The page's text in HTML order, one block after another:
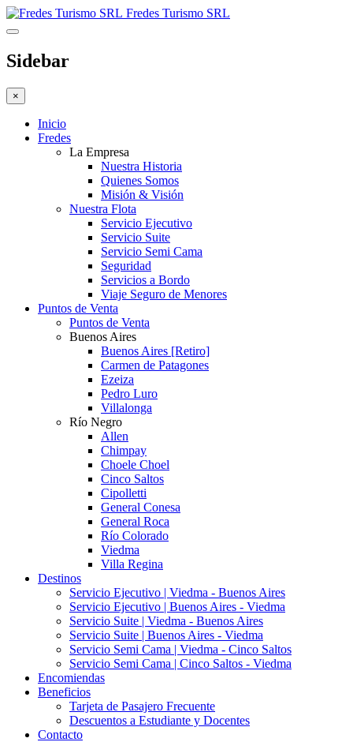
Fredes Turismo SRL
Sidebar
×
Inicio
Fredes
La Empresa
Nuestra Historia
Quienes Somos
Misión & Visión
Nuestra Flota
Servicio Ejecutivo
Servicio Suite
Servicio Semi Cama
Seguridad
Servicios a Bordo
Viaje Seguro de Menores
Puntos de Venta
Puntos de Venta
Buenos Aires
Buenos Aires [Retiro]
Carmen de Patagones
Ezeiza
Pedro Luro
Villalonga
Río Negro
Allen
Chimpay
Choele Choel
Cinco Saltos
Cipolletti
General Conesa
General Roca
Río Colorado
Viedma
Villa Regina
Destinos
Servicio Ejecutivo | Viedma - Buenos Aires
Servicio Ejecutivo | Buenos Aires - Viedma
Servicio Suite | Viedma - Buenos Aires
Servicio Suite | Buenos Aires - Viedma
Servicio Semi Cama | Viedma - Cinco Saltos
Servicio Semi Cama | Cinco Saltos - Viedma
Encomiendas
Beneficios
Tarjeta de Pasajero Frecuente
Descuentos a Estudiante y Docentes
Contacto